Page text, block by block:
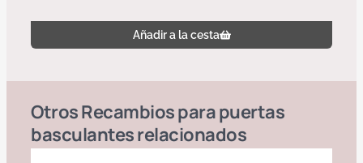
Añadir a la cesta
OtrosRecambios para puertas
basculantesrelacionados